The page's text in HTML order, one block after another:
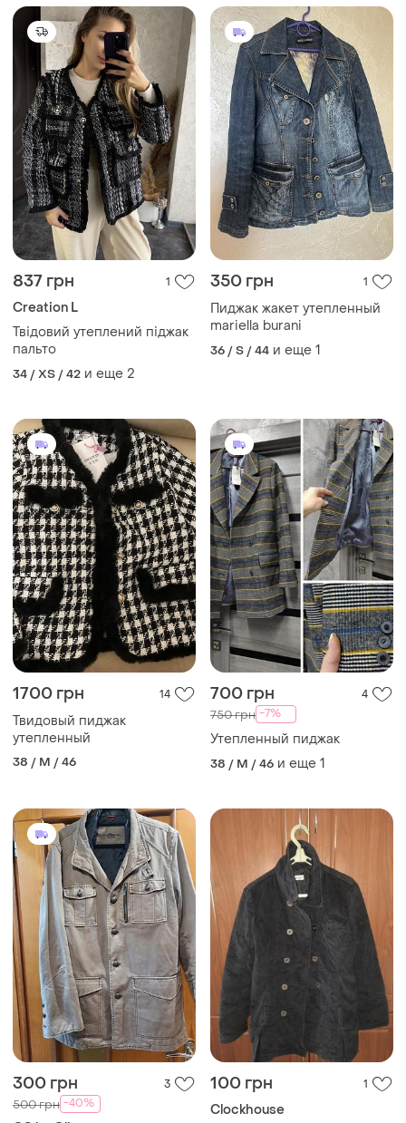
837 грн 1
Creation L
Твідовий утеплений піджак
пальто
34 / XS / 42 и еще 2
350 грн 1
Пиджак жакет утепленный
mariella burani
36 / S / 44 и еще 1
1700 грн 14
Твидовый пиджак
утепленный
38 / M / 46
700 грн 4
750 грн -7%
Утепленный пиджак
38 / M / 46 и еще 1
300 грн 3
500 грн -40%
100 грн 1
Clockhouse